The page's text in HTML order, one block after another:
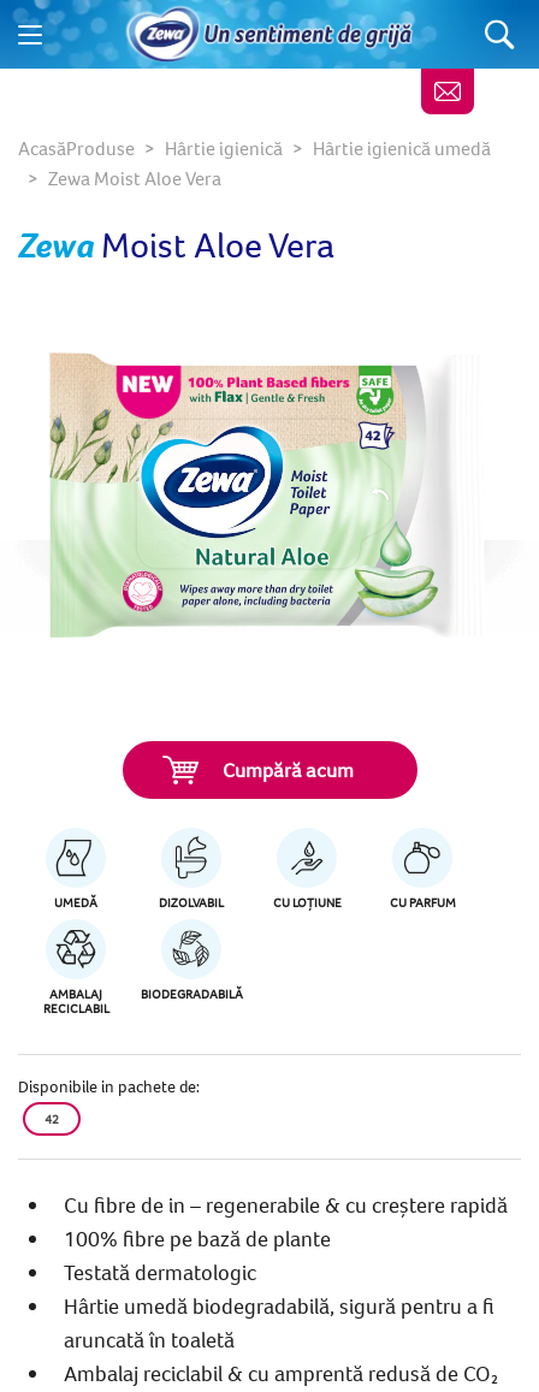
AcasăProduse Hârtie igienică
Hârtie igienică umedă
Zewa Moist Aloe Vera
ZewaMoist Aloe Vera
Cumpără acum
UMEDĂ DIZOLVABIL CU LOȚIUNE CU PARFUM
AMBALAJ
RECICLABIL
BIODEGRADABILĂ
Disponibile in pachete de:
42
Cu fibre de in – regenerabile & cu creștere rapidă
100% fibre pe bază de plante
Testată dermatologic
Hârtie umedă biodegradabilă, sigură pentru a fi
aruncată în toaletă
Ambalaj reciclabil & cu amprentă redusă de CO₂